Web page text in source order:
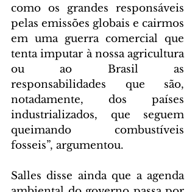
como os grandes responsáveis
pelas emissões globais e cairmos
em uma guerra comercial que
tenta imputar à nossa agricultura
ou ao Brasil as
responsabilidades que são,
notadamente, dos países
industrializados, que seguem
queimando combustíveis
fosseis”, argumentou.
Salles disse ainda que a agenda